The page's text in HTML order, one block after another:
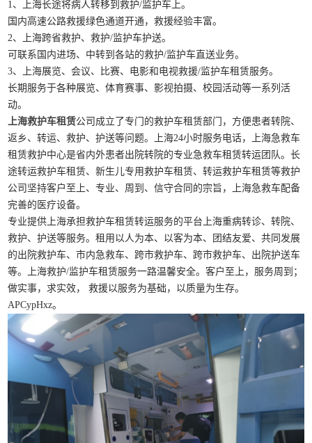
1、上海长途将病人转移到救护/监护车上。
国内高速公路救援绿色通道开通，救援经验丰富。
2、上海跨省救护、救护/监护车护送。
可联系国内进场、中转到各站的救护/监护车直送业务。
3、上海展览、会议、比赛、电影和电视救援/监护车租赁服务。
长期服务于各种展览、体育赛事、影视拍摄、校园活动等一系列活
动。
上海救护车租赁公司成立了专门的救护车租赁部门，方便患者转院、
返乡、转运、救护、护送等问题。上海24小时服务电话，上海急救车
租赁救护中心是省内外患者出院转院的专业急救车租赁转运团队。长
途转运救护车租赁、新生儿专用救护车租赁、转运救护车租赁等救护
公司坚持客户至上、专业、周到、信守合同的宗旨，上海急救车配备
完善的医疗设备。
专业提供上海承担救护车租赁转运服务的平台上海重病转诊、转院、
救护、护送等服务。租用以人为本、以客为本、团结友爱、共同发展
的出院救护车、市内急救车、跨市救护车、跨市救护车、出院护送车
等。上海救护/监护车租赁服务一路温馨安全。客户至上，服务周到；
做实事，求实效， 救援以服务为基础，以质量为生存。
APCypHxz。